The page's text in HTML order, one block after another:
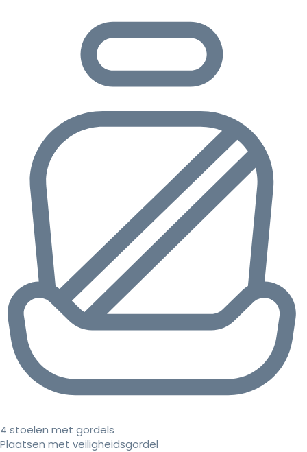
4 stoelen met gordels
Plaatsen met veiligheidsgordel